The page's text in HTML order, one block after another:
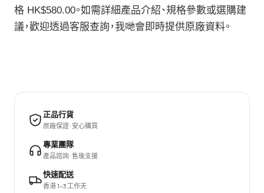
格 HK$580.00。如需詳細產品介紹、規格參數或選購建
議，歡迎透過客服查詢，我哋會即時提供原廠資料。
正品行貨
原廠保證 · 安心購買
專業團隊
產品諮詢 · 售後支援
快速配送
香港 1–3 工作天